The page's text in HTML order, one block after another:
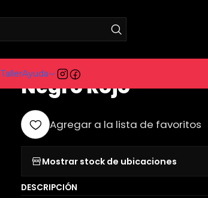
TallerAyuda
Puño Foss Doble
Negro Rojo
Agregar a la lista de favoritos
Mostrar stock de ubicaciones
DESCRIPCIÓN